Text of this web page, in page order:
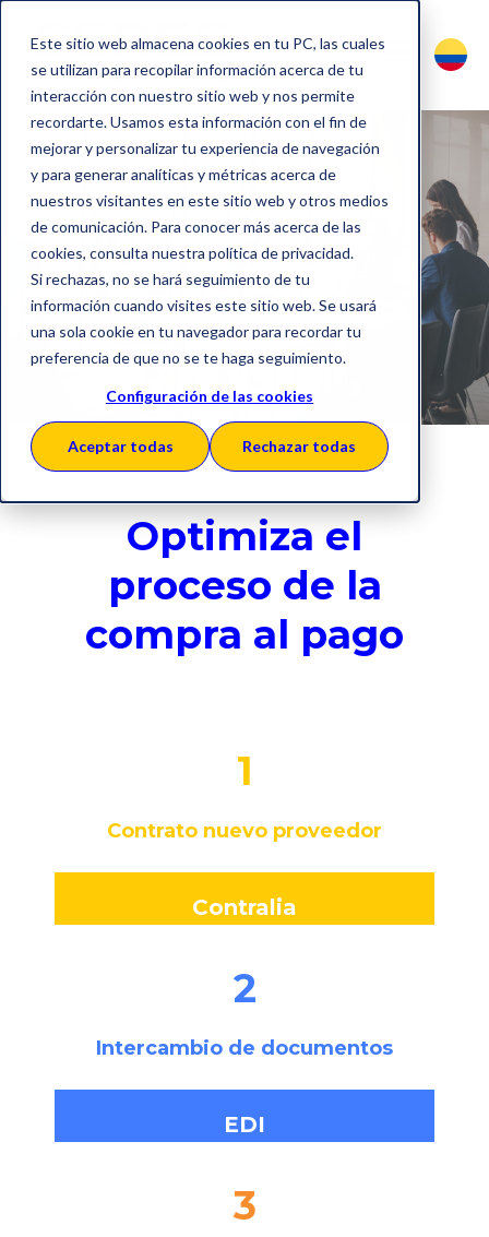
Este sitio web almacena cookies en tu PC, las cuales
se utilizan para recopilar información acerca de tu
interacción con nuestro sitio web y nos permite
recordarte. Usamos esta información con el fin de
mejorar y personalizar tu experiencia de navegación
y para generar analíticas y métricas acerca de
nuestros visitantes en este sitio web y otros medios
de comunicación. Para conocer más acerca de las
cookies, consulta nuestra política de privacidad.
Si rechazas, no se hará seguimiento de tu
información cuando visites este sitio web. Se usará
una sola cookie en tu navegador para recordar tu
preferencia de que no se te haga seguimiento.
Configuración de las cookies
Aceptar todas Rechazar todas
Procure to
Pay(P2P)
Optimiza el
proceso de la
compra al pago
1
Contrato nuevo proveedor
Contralia
2
Intercambio de documentos
EDI
3